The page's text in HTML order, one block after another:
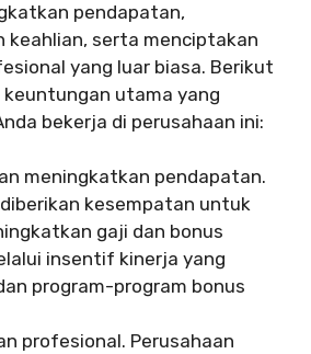
pendapatan,
keahlian, serta menciptakan
yang luar biasa. Berikut
keuntungan utama yang
bekerja di perusahaan ini:
meningkatkan pendapatan.
kesempatan untuk
gaji dan bonus
insentif kinerja yang
program-program bonus
profesional. Perusahaan